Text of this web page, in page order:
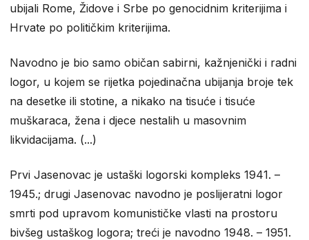
ubijali Rome, Židove i Srbe po genocidnim kriterijima i
Hrvate po političkim kriterijima.
Navodno je bio samo običan sabirni, kažnjenički i radni
logor, u kojem se rijetka pojedinačna ubijanja broje tek
na desetke ili stotine, a nikako na tisuće i tisuće
muškaraca, žena i djece nestalih u masovnim
likvidacijama. (...)
Prvi Jasenovac je ustaški logorski kompleks 1941. –
1945.; drugi Jasenovac navodno je poslijeratni logor
smrti pod upravom komunističke vlasti na prostoru
bivšeg ustaškog logora; treći je navodno 1948. – 1951.